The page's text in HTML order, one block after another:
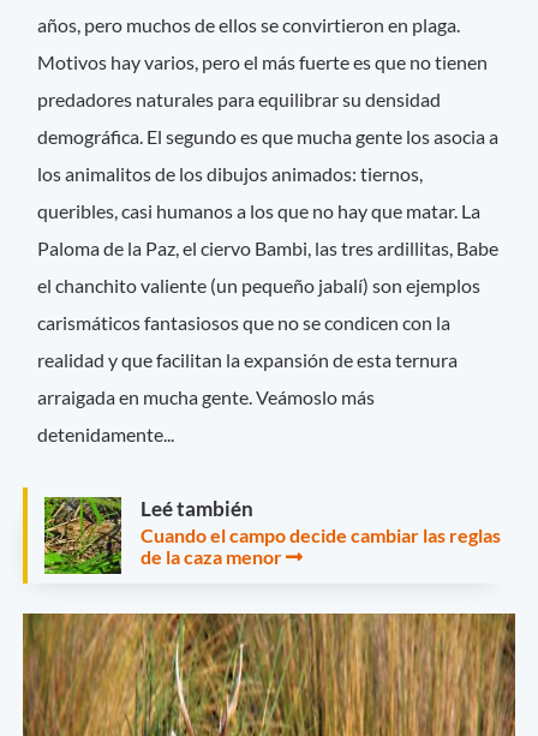
años, pero muchos de ellos se convirtieron en plaga.
Motivos hay varios, pero el más fuerte es que no tienen
predadores naturales para equilibrar su densidad
demográfica. El segundo es que mucha gente los asocia a
los animalitos de los dibujos animados: tiernos,
queribles, casi humanos a los que no hay que matar. La
Paloma de la Paz, el ciervo Bambi, las tres ardillitas, Babe
el chanchito valiente (un pequeño jabalí) son ejemplos
carismáticos fantasiosos que no se condicen con la
realidad y que facilitan la expansión de esta ternura
arraigada en mucha gente. Veámoslo más
detenidamente...
Leé también
Cuando el campo decide cambiar las reglas
de la caza menor